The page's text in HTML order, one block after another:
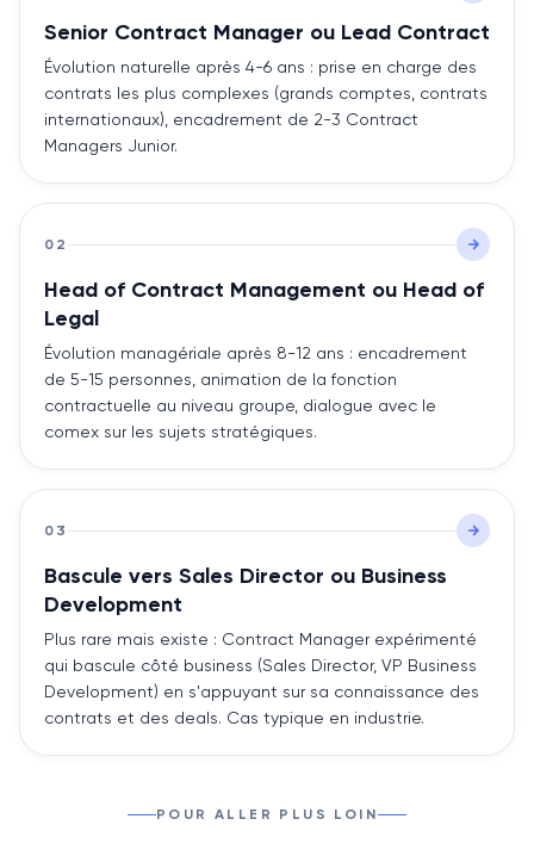
Senior Contract Manager ou Lead Contract
Évolution naturelle après 4-6 ans : prise en charge des
contrats les plus complexes (grands comptes, contrats
internationaux), encadrement de 2-3 Contract
Managers Junior.
02
Head of Contract Management ou Head of
Legal
Évolution managériale après 8-12 ans : encadrement
de 5-15 personnes, animation de la fonction
contractuelle au niveau groupe, dialogue avec le
comex sur les sujets stratégiques.
03
Bascule vers Sales Director ou Business
Development
Plus rare mais existe : Contract Manager expérimenté
qui bascule côté business (Sales Director, VP Business
Development) en s'appuyant sur sa connaissance des
contrats et des deals. Cas typique en industrie.
POUR ALLER PLUS LOIN